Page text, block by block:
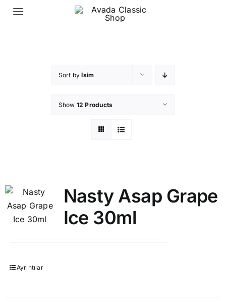
Skip
Toggle
Elektronik Sigara Likit
Elektronik Sigara Puff
Sort byİsim
Show 12 Products
Nasty Asap Grape
Ice 30ml
Ayrıntılar